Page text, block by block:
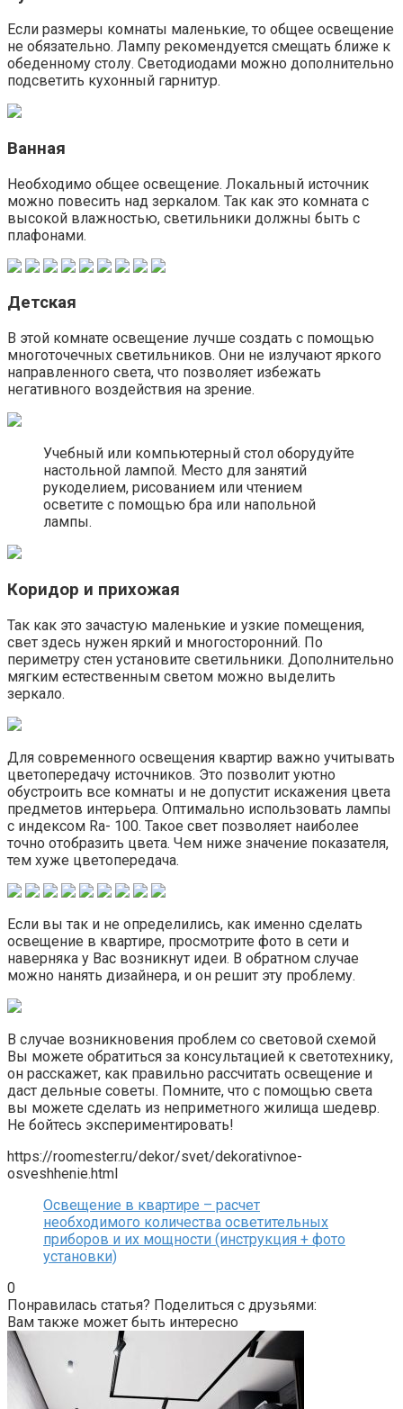
Если размеры комнаты маленькие, то общее освещение
не обязательно. Лампу рекомендуется смещать ближе к
обеденному столу. Светодиодами можно дополнительно
подсветить кухонный гарнитур.
Ванная
Необходимо общее освещение. Локальный источник
можно повесить над зеркалом. Так как это комната с
высокой влажностью, светильники должны быть с
плафонами.
Детская
В этой комнате освещение лучше создать с помощью
многоточечных светильников. Они не излучают яркого
направленного света, что позволяет избежать
негативного воздействия на зрение.
Учебный или компьютерный стол оборудуйте
настольной лампой. Место для занятий
рукоделием, рисованием или чтением
осветите с помощью бра или напольной
лампы.
Коридор и прихожая
Так как это зачастую маленькие и узкие помещения,
свет здесь нужен яркий и многосторонний. По
периметру стен установите светильники. Дополнительно
мягким естественным светом можно выделить
зеркало.
Для современного освещения квартир важно учитывать
цветопередачу источников. Это позволит уютно
обустроить все комнаты и не допустит искажения цвета
предметов интерьера. Оптимально использовать лампы
с индексом Ra- 100. Такое свет позволяет наиболее
точно отобразить цвета. Чем ниже значение показателя,
тем хуже цветопередача.
Если вы так и не определились, как именно сделать
освещение в квартире, просмотрите фото в сети и
наверняка у Вас возникнут идеи. В обратном случае
можно нанять дизайнера, и он решит эту проблему.
В случае возникновения проблем со световой схемой
Вы можете обратиться за консультацией к светотехнику,
он расскажет, как правильно рассчитать освещение и
даст дельные советы. Помните, что с помощью света
вы можете сделать из неприметного жилища шедевр.
Не бойтесь экспериментировать!
https://roomester.ru/dekor/svet/dekorativnoe-
osveshhenie.html
Освещение в квартире – расчет
необходимого количества осветительных
приборов и их мощности (инструкция + фото
установки)
0
Понравилась статья? Поделиться с друзьями:
Вам также может быть интересно